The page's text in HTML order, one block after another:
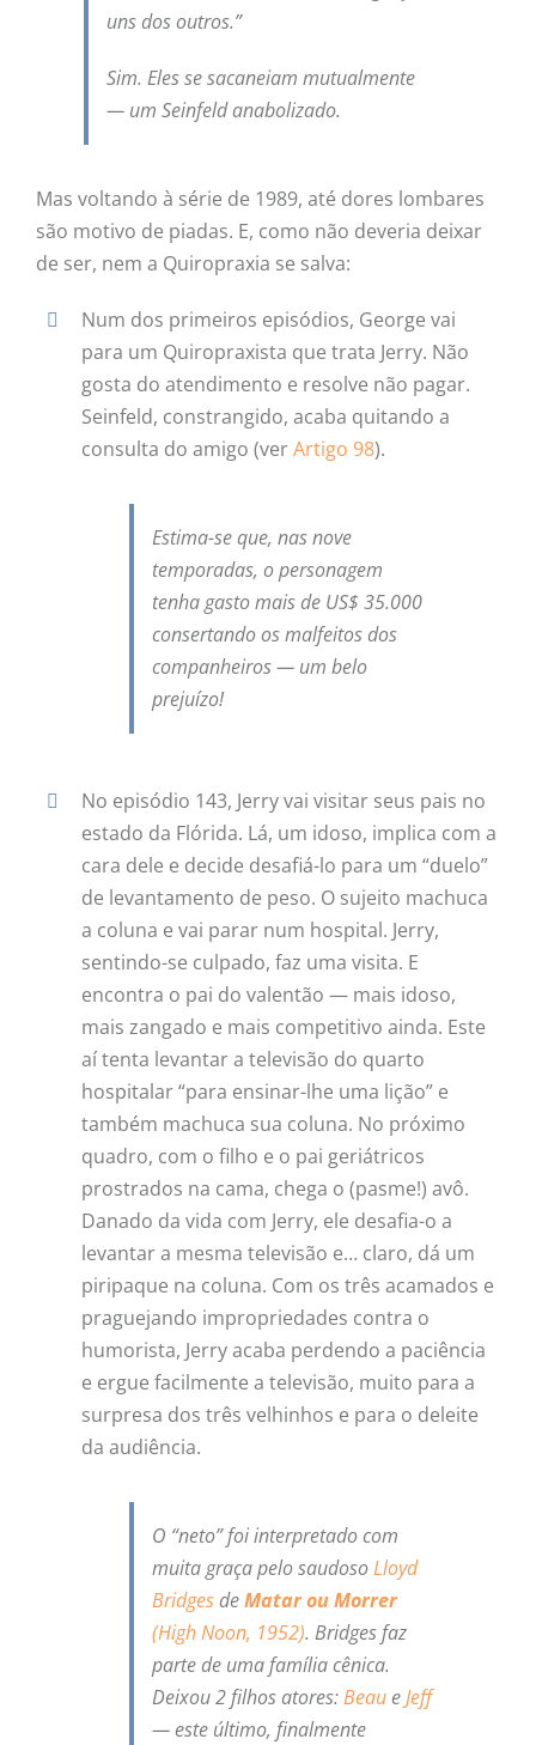
uns dos outros.”
Sim. Eles se sacaneiam mutualmente
— um Seinfeldanabolizado.
Mas voltando à série de 1989, até dores lombares
são motivo de piadas. E, como não deveria deixar
de ser, nem a Quiropraxia se salva:
Num dos primeiros episódios, George vai
para um Quiropraxista que trata Jerry. Não
gosta do atendimento e resolve não pagar.
Seinfeld, constrangido, acaba quitando a
consulta do amigo (verArtigo 98).
Estima-se que, nas nove
temporadas, o personagem
tenha gasto mais de US$ 35.000
consertando os malfeitos dos
companheiros — um belo
prejuízo!
No episódio 143, Jerry vai visitar seus pais no
estado da Flórida. Lá, um idoso, implica com a
cara dele e decide desafiá-lo para um “duelo”
de levantamento de peso. O sujeito machuca
a coluna e vai parar num hospital. Jerry,
sentindo-se culpado, faz uma visita. E
encontra o pai do valentão — mais idoso,
mais zangado e mais competitivo ainda. Este
aí tenta levantar a televisão do quarto
hospitalar “para ensinar-lhe uma lição” e
também machuca sua coluna. No próximo
quadro, com o filho e o pai geriátricos
prostrados na cama, chega o (pasme!) avô.
Danado da vida com Jerry, ele desafia-o a
levantar a mesma televisão e… claro, dá um
piripaque na coluna. Com os três acamados e
praguejando impropriedades contra o
humorista, Jerry acaba perdendo a paciência
e ergue facilmente a televisão, muito para a
surpresa dos três velhinhos e para o deleite
da audiência.
O “neto” foi interpretado com
muita graça pelo saudosoLloyd
BridgesdeMatar ou Morrer
(High Noon, 1952). Bridges faz
parte de uma família cênica.
Deixou 2 filhos atores:BeaueJeff
— este último, finalmente